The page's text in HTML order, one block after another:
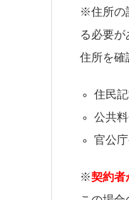
※住所の
る必要が
住所を確
住民
公共
官公
※契約者